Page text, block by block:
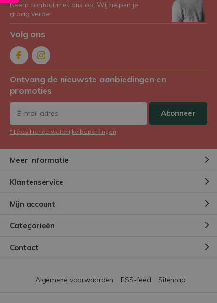
Neem contact met ons op! Wij helpen je
graag verder.
Volg ons
Ontvang de nieuwste aanbiedingen en
promoties
Abonneer
* Lees hier de wettelijke beperkingen
Meer informatie
Klantenservice
Mijn account
Categorieën
Contact
Algemene voorwaarden RSS-feed Sitemap